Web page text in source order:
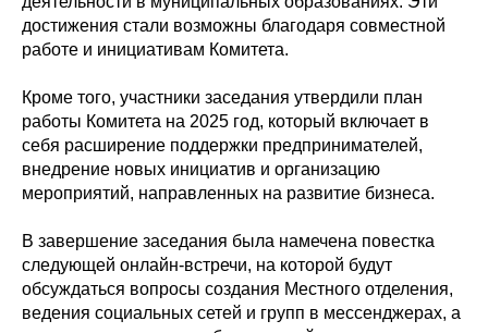
достижения стали возможны благодаря совместной
работе и инициативам Комитета.
Кроме того, участники заседания утвердили план
работы Комитета на 2025 год, который включает в
себя расширение поддержки предпринимателей,
внедрение новых инициатив и организацию
мероприятий, направленных на развитие бизнеса.
В завершение заседания была намечена повестка
следующей онлайн-встречи, на которой будут
обсуждаться вопросы создания Местного отделения,
ведения социальных сетей и групп в мессенджерах, а